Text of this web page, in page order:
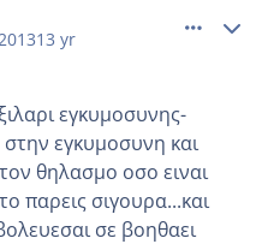
13 yr
εγκυμοσυνης-
εγκυμοσυνη και
θηλασμο οσο ειναι
παρεις σιγουρα...και
σε βοηθαει